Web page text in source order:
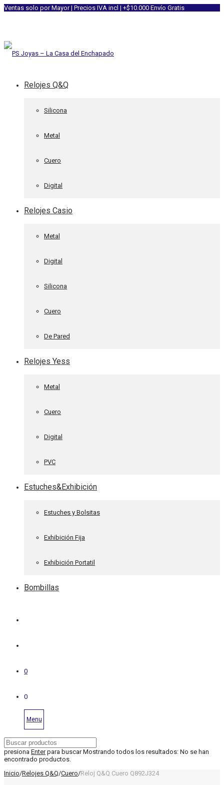
Ventas solo por Mayor | Precios IVA incl | +$10.000 Envío Gratis
Relojes Q&Q
Silicona
Metal
Cuero
Digital
Relojes Casio
Metal
Digital
Silicona
Cuero
De Pared
Relojes Yess
Metal
Cuero
Digital
PVC
Estuches&Exhibición
Estuches y Bolsitas
Exhibición Fija
Exhibición Portatil
Bombillas
0
0
Menu
presiona Enterpara buscar Mostrando todos los resultados: No se han
encontrado productos.
Inicio/Relojes Q&Q/Cuero/Reloj Q&Q Cuero Q892J324